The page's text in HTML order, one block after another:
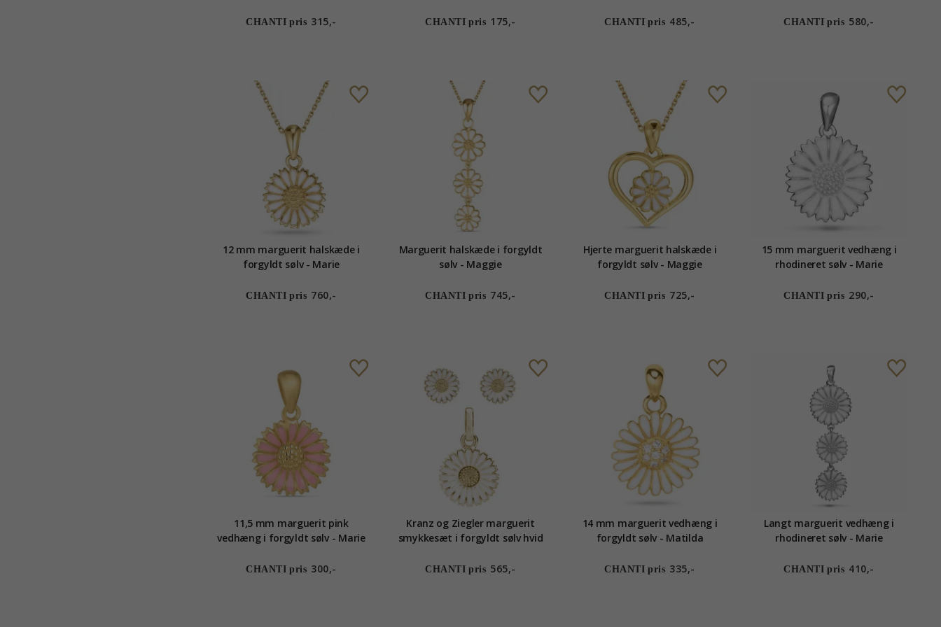
CHANTI pris 315,- CHANTI pris 175,- CHANTI pris 485,- CHANTI pris 580,-
12 mm marguerit halskæde i
forgyldt sølv - Marie
CHANTI pris 760,-
Marguerit halskæde i forgyldt
sølv - Maggie
CHANTI pris 745,-
Hjerte marguerit halskæde i
forgyldt sølv - Maggie
CHANTI pris 725,-
15 mm marguerit vedhæng i
rhodineret sølv - Marie
CHANTI pris 290,-
11,5 mm marguerit pink
vedhæng i forgyldt sølv - Marie
CHANTI pris 300,-
Kranz og Ziegler marguerit
smykkesæt i forgyldt sølv hvid
CHANTI pris 565,-
14 mm marguerit vedhæng i
forgyldt sølv - Matilda
CHANTI pris 335,-
Langt marguerit vedhæng i
rhodineret sølv - Marie
CHANTI pris 410,-